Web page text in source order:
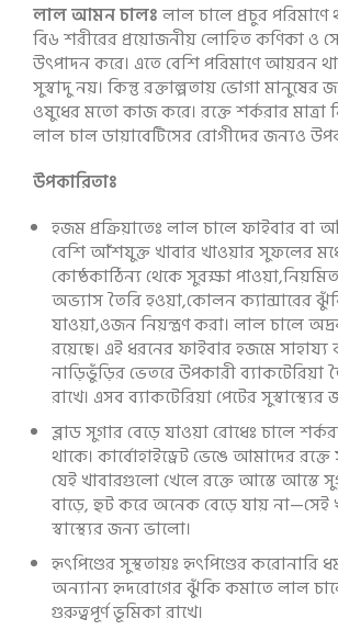
লাল আমন চালঃলাল চালে প্রচুর পরিমাণে
বি৬ শরীরের প্রয়োজনীয় লোহিত কণিকা ও
উৎপাদন করে। এতে বেশি পরিমাণে আয়রন
সুস্বাদু নয়। কিন্তু রক্তাল্পতায় ভোগা মানুষের
ওষুধের মতো কাজ করে। রক্তে শর্করার মাত্রা
লাল চাল ডায়াবেটিসের রোগীদের জন্যও
উপকারিতাঃ
হজম প্রক্রিয়াতেঃ লাল চালে ফাইবার বা
বেশি আঁশযুক্ত খাবার খাওয়ার সুফলের
কোষ্ঠকাঠিন্য থেকে সুরক্ষা
অভ্যাস তৈরি হওয়া,কোলন ক্যান্সারের
যাওয়া,ওজন নিয়ন্ত্রণ করা। লাল চালে
রয়েছে। এই ধরনের ফাইবার হজমে সাহায্য
নাড়িভুঁড়ির ভেতরে উপকারী ব্যাকটেরিয়া
রাখে। এসব ব্যাকটেরিয়া পেটের সুস্বাস্থ্যের
ব্লাড সুগার বেড়ে যাওয়া রোধেঃ চালে
থাকে। কার্বোহাইড্রেট ভেঙে আমাদের
যেই খাবারগুলো খেলে রক্তে আস্তে আস্তে
বাড়ে, হুট করে অনেক বেড়ে যায় না—সেই
স্বাস্থ্যের জন্য ভালো।
হৃৎপিণ্ডের সুস্থতায়ঃ হৃৎপিণ্ডের করোনারি
অন্যান্য হৃদরোগের ঝুঁকি কমাতে লাল
গুরুত্বপূর্ণ ভূমিকা রাখে।